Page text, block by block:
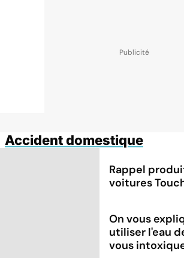
Accident domestique
Rappel
voitures
On vous
utiliser l'eau
vous